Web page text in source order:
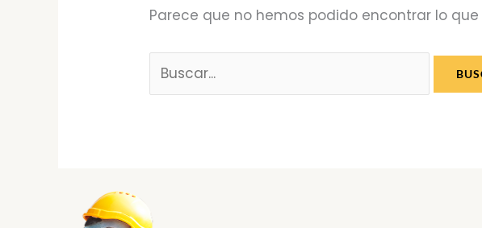
Parece que no hemos podido encontrar lo